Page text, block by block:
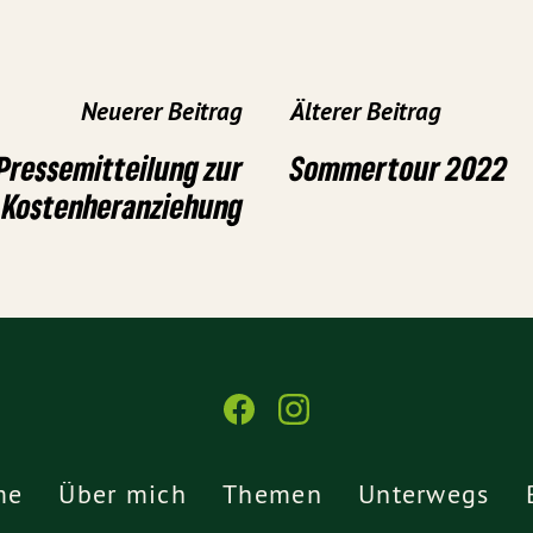
Neuerer Beitrag
zur
Kostenheranziehung
Älterer Beitrag
Sommertour 2022
Über mich Themen Unterwegs